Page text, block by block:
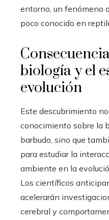
entorno, un fenómeno
poco conocido en
biología y el
evolución
Este descubrimiento
conocimiento sobre la
barbudo, sino que
para estudiar la
ambiente en la
Los científicos
acelerarán
cerebral y